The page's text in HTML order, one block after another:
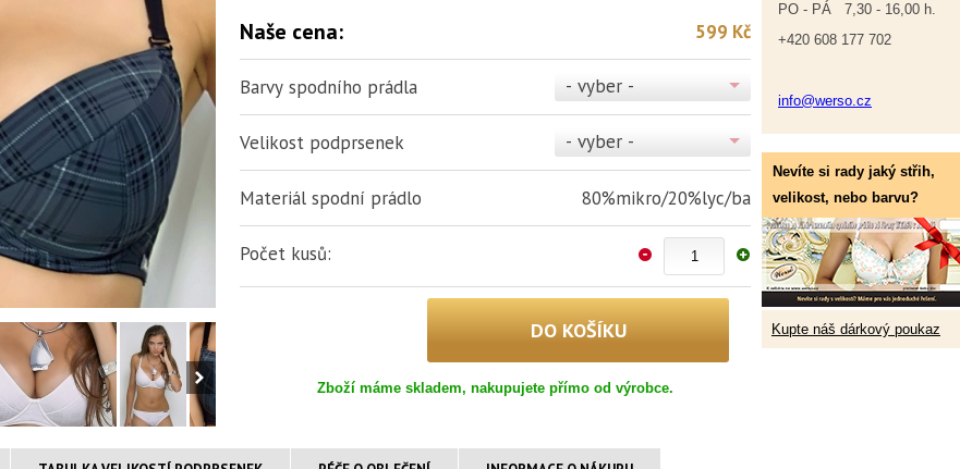
PO - PÁ 7,30 - 16,00 h.
+420 608 177 702
info@werso.cz
Nevíte si rady jaký střih,
velikost, nebo barvu?
Kupte náš dárkový poukaz
Naše cena: 599 Kč
Barvy spodního prádla - vyber -
Velikost podprsenek - vyber -
Materiál spodní prádlo 80%mikro/20%lyc/ba
Počet kusů:
Zboží máme skladem, nakupujete přímo od výrobce.